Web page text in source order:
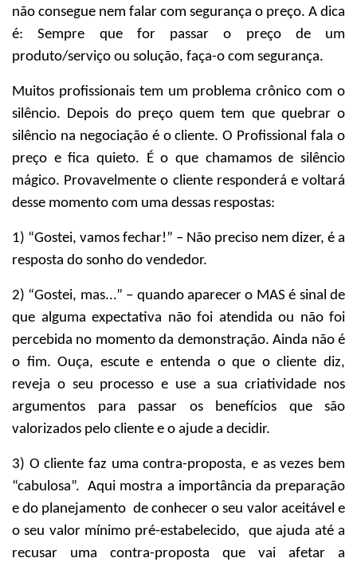
não consegue nem falar com segurança o preço. A dica
é: Sempre que for passar o preço de um
produto/serviço ou solução, faça-o com segurança.
Muitos profissionais tem um problema crônico com o
silêncio. Depois do preço quem tem que quebrar o
silêncio na negociação é o cliente. O Profissional fala o
preço e fica quieto. É o que chamamos de silêncio
mágico. Provavelmente o cliente responderá e voltará
desse momento com uma dessas respostas:
1) “Gostei, vamos fechar!” – Não preciso nem dizer, é a
resposta do sonho do vendedor.
2) “Gostei, mas...” – quando aparecer o MAS é sinal de
que alguma expectativa não foi atendida ou não foi
percebida no momento da demonstração. Ainda não é
o fim. Ouça, escute e entenda o que o cliente diz,
reveja o seu processo e use a sua criatividade nos
argumentos para passar os benefícios que são
valorizados pelo cliente e o ajude a decidir.
3) O cliente faz uma contra-proposta, e as vezes bem
“cabulosa”. Aqui mostra a importância da preparação
e do planejamento de conhecer o seu valor aceitável e
o seu valor mínimo pré-estabelecido,
que ajuda até a
recusar uma contra-proposta que vai afetar a